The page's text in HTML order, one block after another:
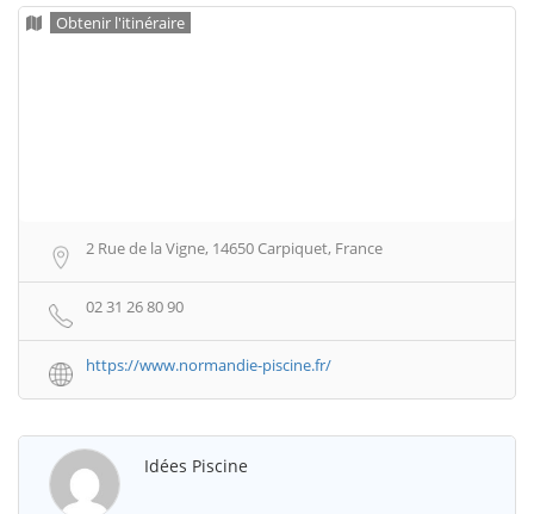
Obtenir l'itinéraire
2 Rue de la Vigne, 14650 Carpiquet, France
02 31 26 80 90
https://www.normandie-piscine.fr/
Idées Piscine